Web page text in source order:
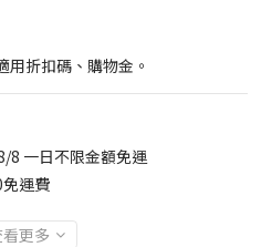
用折扣碼、購物金。
8 一日不限金額免運
運費
看更多